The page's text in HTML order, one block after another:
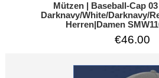
Mützen | Baseball-Cap
Darknavy/White/Darknavy/
Herren|Damen
€46.00